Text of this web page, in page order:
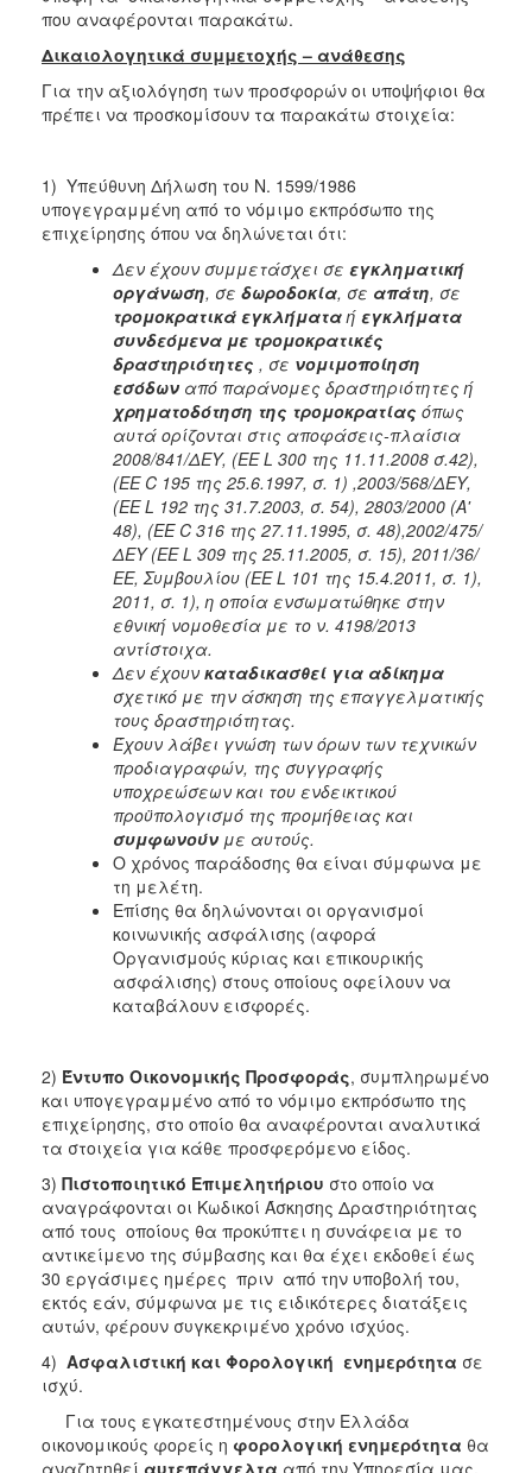
που αναφέρονται παρακάτω.
Δικαιολογητικά συμμετοχής – ανάθεσης
Για την αξιολόγηση των προσφορών οι υποψήφιοι θα
πρέπει να προσκομίσουν τα παρακάτω στοιχεία:
1) Υπεύθυνη Δήλωση του Ν. 1599/1986
υπογεγραμμένη από το νόμιμο εκπρόσωπο της
επιχείρησης όπου να δηλώνεται ότι:
Δεν έχουν συμμετάσχει σε εγκληματική
οργάνωση, σε δωροδοκία, σε απάτη, σε
τρομοκρατικά εγκλήματαή εγκλήματα
συνδεόμενα με τρομοκρατικές
δραστηριότητες , σε νομιμοποίηση
εσόδων από παράνομες δραστηριότητες ή
χρηματοδότηση της τρομοκρατίας όπως
αυτά ορίζονται στις αποφάσεις-πλαίσια
2008/841/ΔΕΥ, (ΕΕ L 300 της 11.11.2008 σ.42),
(ΕΕ C 195 της 25.6.1997, σ. 1) ,2003/568/ΔΕΥ,
(ΕΕ L 192 της 31.7.2003, σ. 54), 2803/2000 (Α'
48), (ΕΕ C 316 της 27.11.1995, σ. 48),2002/475/
ΔΕΥ (ΕΕ L 309 της 25.11.2005, σ. 15), 2011/36/
ΕΕ, Συμβουλίου (ΕΕ L 101 της 15.4.2011, σ. 1),
2011, σ. 1), η οποία ενσωματώθηκε στην
εθνική νομοθεσία με το ν. 4198/2013
αντίστοιχα.
Δεν έχουν καταδικασθεί για αδίκημα
σχετικό με την άσκηση της επαγγελματικής
τους δραστηριότητας.
Έχουν λάβει γνώση των όρων των τεχνικών
προδιαγραφών, της συγγραφής
υποχρεώσεων και του ενδεικτικού
προϋπολογισμό της προμήθειας και
συμφωνούν με αυτούς.
Ο χρόνος παράδοσης θα είναι σύμφωνα με
τη μελέτη.
Επίσης θα δηλώνονται οι οργανισμοί
κοινωνικής ασφάλισης (αφορά
Οργανισμούς κύριας και επικουρικής
ασφάλισης) στους οποίους οφείλουν να
καταβάλουν εισφορές.
2) Έντυπο Οικονομικής Προσφοράς, συμπληρωμένο
και υπογεγραμμένο από το νόμιμο εκπρόσωπο της
επιχείρησης, στο οποίο θα αναφέρονται αναλυτικά
τα στοιχεία για κάθε προσφερόμενο είδος.
3) Πιστοποιητικό Επιμελητήριου στο οποίο να
αναγράφονται οι Κωδικοί Άσκησης Δραστηριότητας
από τους οποίους θα προκύπτει η συνάφεια με το
αντικείμενο της σύμβασης και θα έχει εκδοθεί έως
30 εργάσιμες ημέρες πριν από την υποβολή του,
εκτός εάν, σύμφωνα με τις ειδικότερες διατάξεις
αυτών, φέρουν συγκεκριμένο χρόνο ισχύος.
4) Ασφαλιστική και Φορολογική ενημερότητα σε
ισχύ.
Για τους εγκατεστημένους στην Ελλάδα
οικονομικούς φορείς η φορολογική ενημερότητα θα
αναζητηθεί αυτεπάγγελτα από την Υπηρεσία μας,